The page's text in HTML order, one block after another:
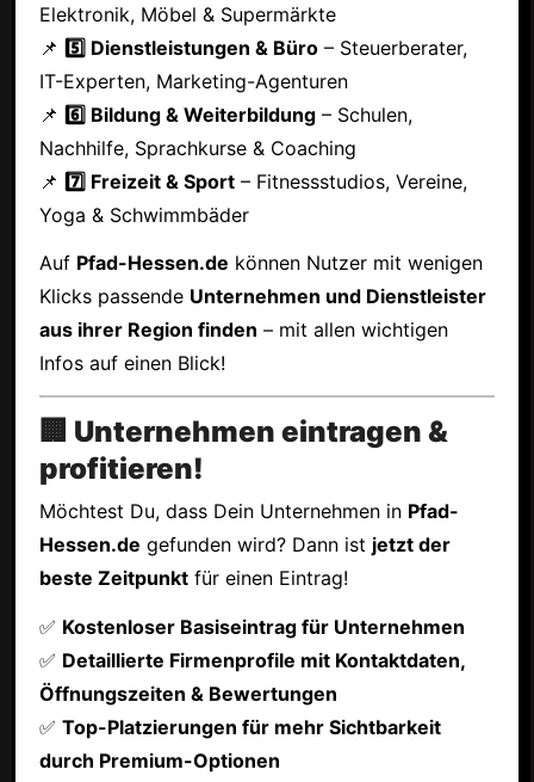
Elektronik, Möbel & Supermärkte
📌 5️⃣ Dienstleistungen & Büro– Steuerberater,
IT-Experten, Marketing-Agenturen
📌 6️⃣ Bildung & Weiterbildung– Schulen,
Nachhilfe, Sprachkurse & Coaching
📌 7️⃣ Freizeit & Sport– Fitnessstudios, Vereine,
Yoga & Schwimmbäder
Auf Pfad-Hessen.de können Nutzer mit wenigen
Klicks passende Unternehmen und Dienstleister
aus ihrer Region finden – mit allen wichtigen
Infos auf einen Blick!
🏢 Unternehmen eintragen &
profitieren!
Möchtest Du, dass Dein Unternehmen in Pfad-
Hessen.de gefunden wird? Dann ist jetzt der
beste Zeitpunktfür einen Eintrag!
✅ Kostenloser Basiseintrag für Unternehmen
✅ Detaillierte Firmenprofile mit Kontaktdaten,
Öffnungszeiten & Bewertungen
✅ Top-Platzierungen für mehr Sichtbarkeit
durch Premium-Optionen